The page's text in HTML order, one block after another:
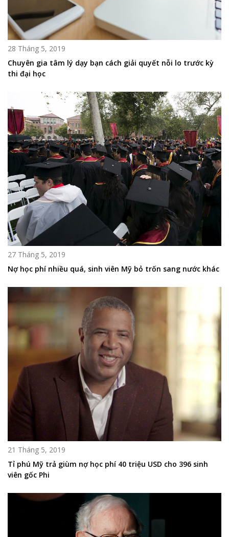
28 Tháng 5, 2019
Chuyên gia tâm lý dạy bạn cách giải quyết nỗi lo trước kỳ
thi đại học
27 Tháng 5, 2019
Nợ học phí nhiều quá, sinh viên Mỹ bỏ trốn sang nước khác
21 Tháng 5, 2019
Tỉ phú Mỹ trả giùm nợ học phí 40 triệu USD cho 396 sinh
viên gốc Phi